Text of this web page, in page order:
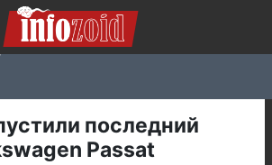
последний
Passat